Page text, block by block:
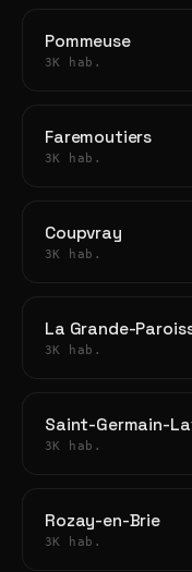
Pommeuse
3K hab.
Faremoutiers
3K hab.
Coupvray
3K hab.
La Grande-
3K hab.
Saint-Germain-
3K hab.
Rozay-en-Brie
3K hab.